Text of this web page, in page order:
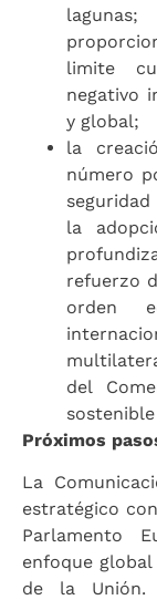
limite
negativo
y global;
la
número
la
refuerzo
orden
del
Próximos
La
estratégico
Parlamento
enfoque
de la Unión.